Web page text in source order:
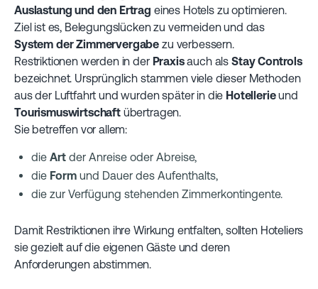
Auslastung und den Ertrag eines Hotels zu optimieren.
Ziel ist es, Belegungslücken zu vermeiden und das
System der Zimmervergabe zu verbessern.
Restriktionen werden in der Praxisauch als Stay Controls
bezeichnet. Ursprünglich stammen viele dieser Methoden
aus der Luftfahrt und wurden später in die Hotellerieund
Tourismuswirtschaftübertragen.
Sie betreffen vor allem:
die Art der Anreise oder Abreise,
die Form und Dauer des Aufenthalts,
die zur Verfügung stehenden Zimmerkontingente.
Damit Restriktionen ihre Wirkung entfalten, sollten Hoteliers
sie gezielt auf die eigenen Gäste und deren
Anforderungen abstimmen.